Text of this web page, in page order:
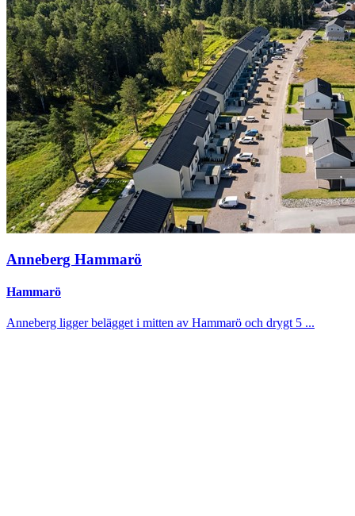
Anneberg Hammarö
Hammarö
Anneberg ligger belägget i mitten av Hammarö och drygt 5 ...